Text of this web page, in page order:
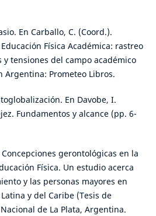
En Carballo, C. (Coord.).
Física Académica: rastreo
tensiones del campo académico
Argentina: Prometeo Libros.
En Davobe, I.
Fundamentos y alcance (pp. 6-
gerontológicas en la
Física. Un estudio acerca
y las personas mayores en
y del Caribe (Tesis de
de La Plata, Argentina.